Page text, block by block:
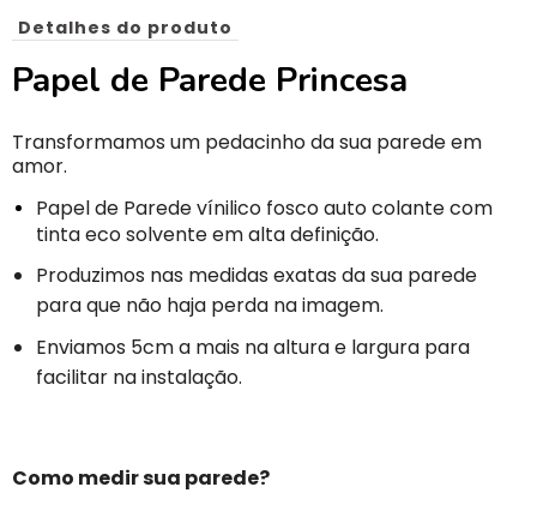
Detalhes do produto
Papel de Parede Princesa
Transformamos um pedacinho da sua parede em
amor.
Papel de Parede vínilico fosco auto colante com
tinta eco solvente em alta definição.
Produzimos nas medidas exatas da sua parede
para que não haja perda na imagem.
Enviamos 5cm a mais na altura e largura para
facilitar na instalação.
Como medir sua parede?